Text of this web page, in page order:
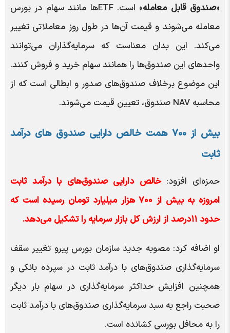
«صندوق قابل معامله
» است. ETF‌ها مانند سهام در بورس
معامله می‌شوند و قیمت آن‌ها در طول روز معاملاتی تغییر
می‌کند. این بدان معناست که سرمایه‌گذاران می‌توانند
واحد‌های این صندوق‌ها را همانند سهام خرید و فروش کنند.
این موضوع برخلاف صندوق‌های صدور و ابطالی است که از
محاسبه NAV صندوق، تعیین قیمت می‌شوند.
بیش از ۷۰۰ همت خالص دارایی صندوق های درآمد
ثابت
حمزه‌ای افزود:خالص دارایی صندوق‌های با درآمد ثابت
امروزه به بیش از ۷۰۰ هزار میلیارد تومان رسیده است که
حدود ۱۱درصد از ارزش کل بازار سرمایه را تشکیل می‌دهد.
او اضافه کرد: مصوبه جدید سازمان بورس پیرو تغییر سقف
سرمایه‌گذاری صندوق‌های با درآمد ثابت در سپرده بانکی و
همچنین افزایش حداکثر سرمایه‌گذاری در سهام بار دیگر
صحبت راجع به سبد سرمایه‌گذاری صندوق‌های با درآمد ثابت
را به محافل بورسی کشانده است.